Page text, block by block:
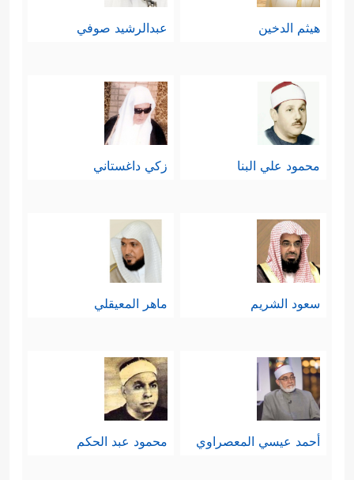
هيثم الدخين عبدالرشيد صوفي
محمود علي البنا زكي داغستاني
سعود الشريم ماهر المعيقلي
أحمد عيسي المعصراوي محمود عبد الحكم